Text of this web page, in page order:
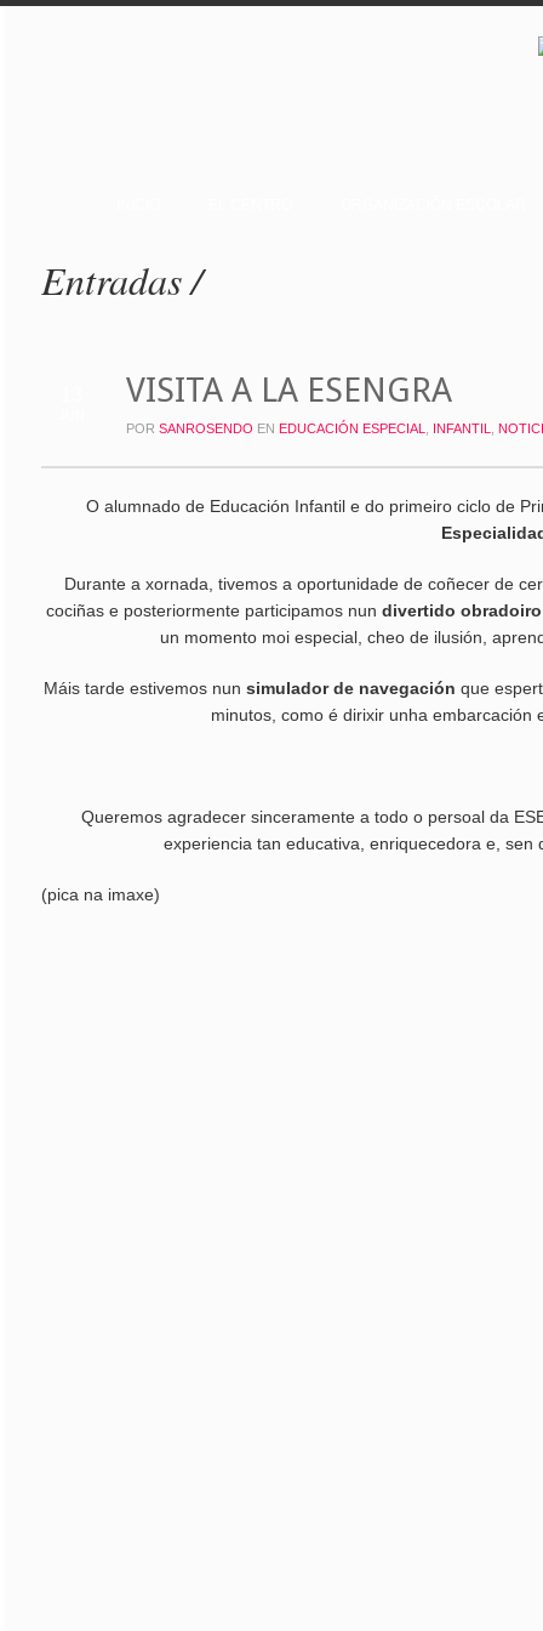
Entradas /
VISITA A LA ESENGRA
POR SANROSENDO EN EDUCACIÓN ESPECIAL INFANTIL
O alumnado de Educación Infantil e do primeiro ciclo de
Durante a xornada, tivemos a oportunidade de coñecer de
cociñas e posteriormente participamos nun divertido
un momento moi especial, cheo de ilusión,
Máis tarde estivemos nun simulador de navegación que
minutos, como é dirixir unha
Queremos agradecer sinceramente a todo o persoal da
experiencia tan educativa, enriquecedora e,
(pica na imaxe)